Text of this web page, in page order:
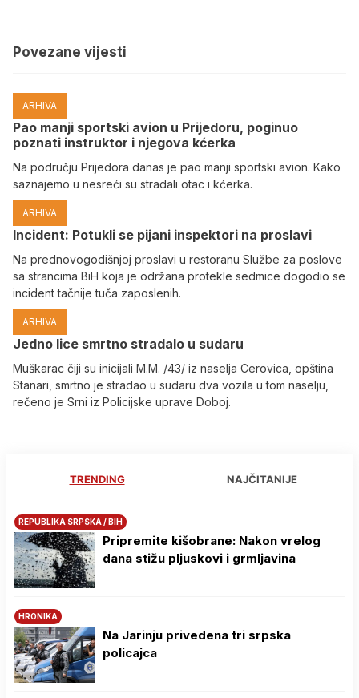
Povezane vijesti
ARHIVA
Pao manji sportski avion u Prijedoru, poginuo
poznati instruktor i njegova kćerka
Na području Prijedora danas je pao manji sportski avion. Kako
saznajemo u nesreći su stradali otac i kćerka.
ARHIVA
Incident: Potukli se pijani inspektori na proslavi
Na prednovogodišnjoj proslavi u restoranu Službe za poslove
sa strancima BiH koja je održana protekle sedmice dogodio se
incident tačnije tuča zaposlenih.
ARHIVA
Јedno lice smrtno stradalo u sudaru
Muškarac čiji su inicijali M.M. /43/ iz naselja Cerovica, opština
Stanari, smrtno je stradao u sudaru dva vozila u tom naselju,
rečeno je Srni iz Policijske uprave Doboj.
TRENDING NAJČITANIJE
REPUBLIKA SRPSKA / BIH
Pripremite kišobrane: Nakon vrelog
dana stižu pljuskovi i grmljavina
HRONIKA
Na Јarinju privedena tri srpska
policajca